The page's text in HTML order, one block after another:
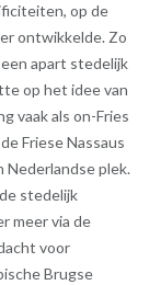
op de
ontwikkelde. Zo
apart stedelijk
op het idee van
vaak als on-Fries
Friese Nassaus
Nederlandse plek.
stedelijk
meer via de
voor
Brugse